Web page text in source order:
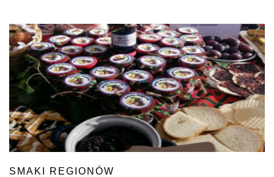
SMAKI REGIONÓW